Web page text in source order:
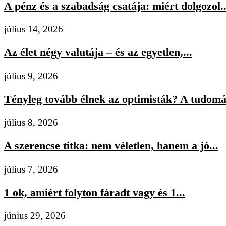
A pénz és a szabadság csatája: miért
július 14, 2026
Az élet négy valutája – és az egyetlen,...
július 9, 2026
Tényleg tovább élnek az optimisták? A
július 8, 2026
A szerencse titka: nem véletlen, hanem a jó...
július 7, 2026
1 ok, amiért folyton fáradt vagy és 1...
június 29, 2026